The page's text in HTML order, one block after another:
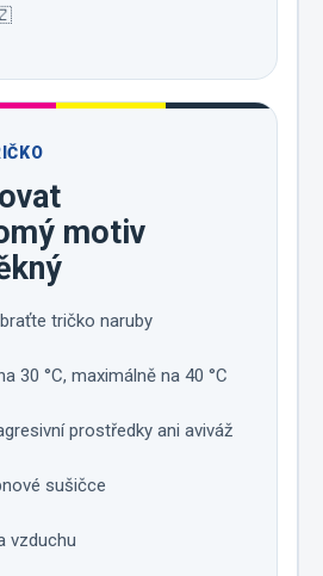
motiv
tričko naruby
30 °C, maximálně na 40 °C
prostředky ani aviváž
sušičce
vzduchu